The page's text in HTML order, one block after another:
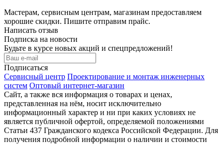
Мастерам, сервисным центрам, магазинам предоставляем
хорошие скидки. Пишите отправим прайс.
Написать отзыв
Подписка на новости
Будьте в курсе новых акций и спецпредложений!
Подписаться
Сервисный центр Проектирование и монтаж инженерных
систем Оптовый интернет-магазин
Сайт, а также вся информация о товарах и ценах,
представленная на нём, носит исключительно
информационный характер и ни при каких условиях не
является публичной офертой, определяемой положениями
Статьи 437 Гражданского кодекса Российской Федерации. Для
получения подробной информации о наличии и стоимости